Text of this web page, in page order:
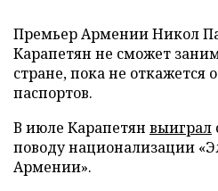
Премьер Армении Никол
Карапетян не сможет
стране, пока не откажется
паспортов.
В июле Карапетян выиграл
поводу национализации
Армении».